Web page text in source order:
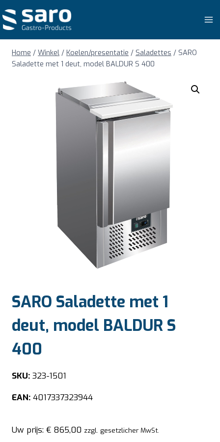
naar
inhoud
Home / Winkel / Koelen/presentatie / Saladettes / SARO
Saladette met 1 deut, model BALDUR S 400
SARO Saladette met 1
deut, model BALDUR S
400
SKU: 323-1501
EAN: 4017337323944
Uw prijs: € 865,00 zzgl. gesetzlicher MwSt.